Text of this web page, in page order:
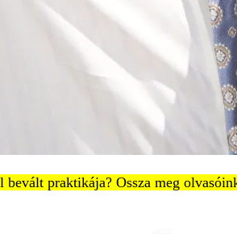
bevált praktikája? Ossza meg